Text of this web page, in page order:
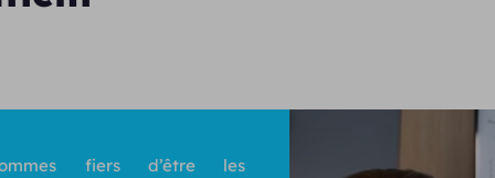
fiers d’être les